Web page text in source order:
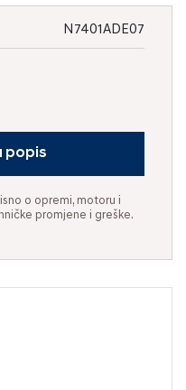
N7401ADE07
popis
o opremi, motoru i
promjene i greške.